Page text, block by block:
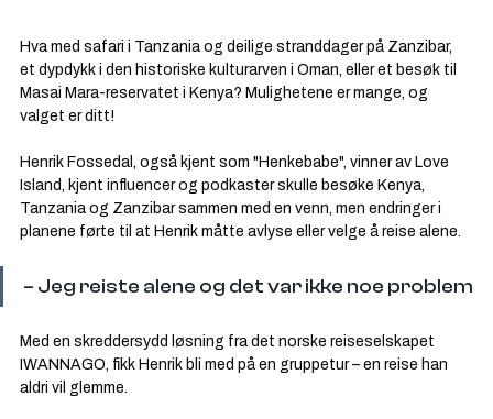
Hva med safari i Tanzania og deilige stranddager på Zanzibar,
et dypdykk i den historiske kulturarven i Oman, eller et besøk til
Masai Mara-reservatet i Kenya? Mulighetene er mange, og
valget er ditt!
Henrik Fossedal, også kjent som "Henkebabe", vinner av Love
Island, kjent influencer og podkaster skulle besøke Kenya,
Tanzania og Zanzibar sammen med en venn, men endringer i
planene førte til at Henrik måtte avlyse eller velge å reise alene.
– Jeg reiste alene og det var ikke noe problem
Med en skreddersydd løsning fra det norske reiseselskapet
IWANNAGO, fikk Henrik bli med på en gruppetur – en reise han
aldri vil glemme.